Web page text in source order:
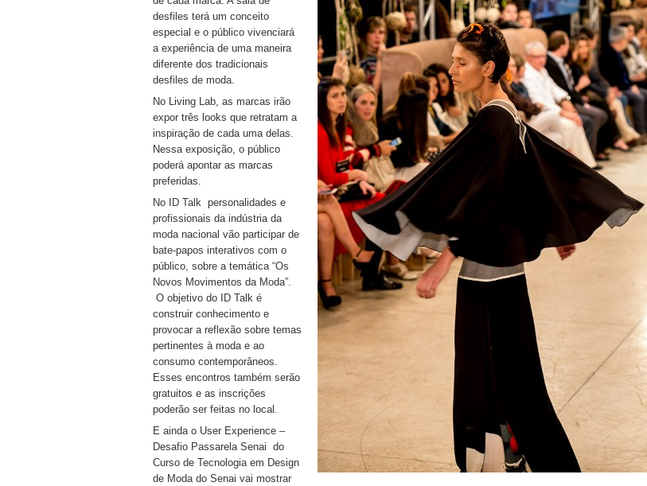
desfiles terá um conceito
especial e o público vivenciará
a experiência de uma maneira
diferente dos tradicionais
desfiles de moda.
No Living Lab, as marcas irão
expor três looks que retratam a
inspiração de cada uma delas.
Nessa exposição, o público
poderá apontar as marcas
preferidas.
No ID Talk personalidades e
profissionais da indústria da
moda nacional vão participar de
bate-papos interativos com o
público, sobre a temática “Os
Novos Movimentos da Moda”.
O objetivo do ID Talk é
construir conhecimento e
provocar a reflexão sobre temas
pertinentes à moda e ao
consumo contemporâneos.
Esses encontros também serão
gratuitos e as inscrições
poderão ser feitas no local.
E ainda o User Experience –
Desafio Passarela Senai do
Curso de Tecnologia em Design
de Moda do Senai vai mostrar